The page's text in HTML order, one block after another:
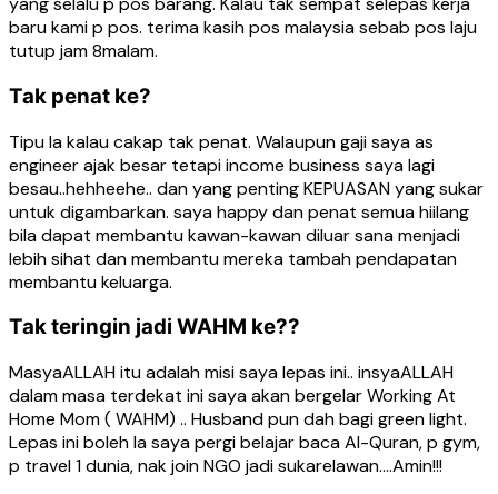
baru kami p pos. terima kasih pos malaysia sebab pos laju
tutup jam 8malam.
Tak penat ke?
Tipu la kalau cakap tak penat. Walaupun gaji saya as
engineer ajak besar tetapi income business saya lagi
besau..hehheehe.. dan yang penting KEPUASAN yang sukar
untuk digambarkan. saya happy dan penat semua hiilang
bila dapat membantu kawan-kawan diluar sana menjadi
lebih sihat dan membantu mereka tambah pendapatan
membantu keluarga.
Tak teringin jadi WAHM ke??
MasyaALLAH itu adalah misi saya lepas ini.. insyaALLAH
dalam masa terdekat ini saya akan bergelar Working At
Home Mom ( WAHM) .. Husband pun dah bagi green light.
Lepas ini boleh la saya pergi belajar baca Al-Quran, p gym,
p travel 1 dunia, nak join NGO jadi sukarelawan….Amin!!!